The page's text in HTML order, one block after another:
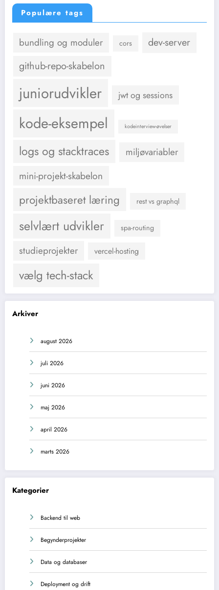
Populære tags
bundling og moduler cors
dev-server
github-repo-skabelon
juniorudvikler jwt og sessions
kode-eksempel kodeinterview-øvelser
logs og stacktraces miljøvariabler
mini-projekt-skabelon
projektbaseret læring rest vs graphql
selvlært udvikler spa-routing
studieprojekter vercel-hosting
vælg tech-stack
Arkiver
august 2026
juli 2026
juni 2026
maj 2026
april 2026
marts 2026
Kategorier
Backend til web
Begynderprojekter
Data og databaser
Deployment og drift